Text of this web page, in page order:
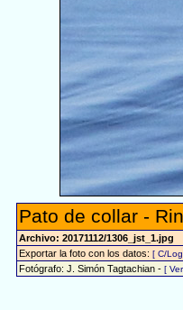
Pato de collar -
Archivo: 20171112/1306_jst_1.jpg
Exportar la foto con los datos: [ C/
Fotógrafo: J. Simón Tagtachian - [